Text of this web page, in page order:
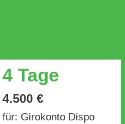
4 Tage
4.500 €
für: Girokonto Dispo